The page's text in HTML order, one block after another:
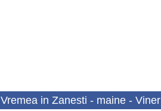
Vremea in Zanesti - maine -